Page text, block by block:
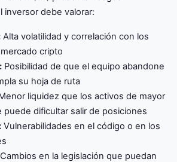
inversor debe valorar:
Alta volatilidad y correlación con los
cripto
Posibilidad de que el equipo abandone
su hoja de ruta
liquidez que los activos de mayor
puede dificultar salir de posiciones
Vulnerabilidades en el código o en los
Cambios en la legislación que puedan